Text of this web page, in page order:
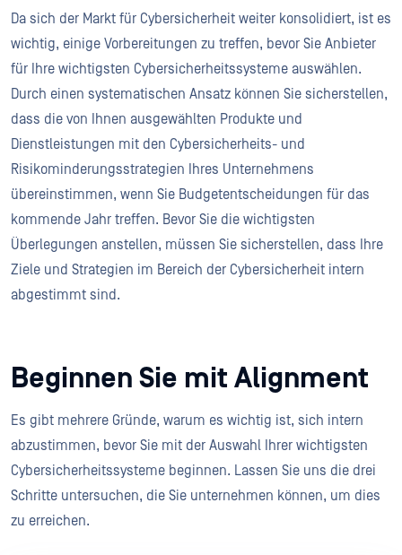
Da sich der Markt für Cybersicherheit weiter konsolidiert, ist es
wichtig, einige Vorbereitungen zu treffen, bevor Sie Anbieter
für Ihre wichtigsten Cybersicherheitssysteme auswählen.
Durch einen systematischen Ansatz können Sie sicherstellen,
dass die von Ihnen ausgewählten Produkte und
Dienstleistungen mit den Cybersicherheits- und
Risikominderungsstrategien Ihres Unternehmens
übereinstimmen, wenn Sie Budgetentscheidungen für das
kommende Jahr treffen. Bevor Sie die wichtigsten
Überlegungen anstellen, müssen Sie sicherstellen, dass Ihre
Ziele und Strategien im Bereich der Cybersicherheit intern
abgestimmt sind.
Beginnen Sie mit Alignment
Es gibt mehrere Gründe, warum es wichtig ist, sich intern
abzustimmen, bevor Sie mit der Auswahl Ihrer wichtigsten
Cybersicherheitssysteme beginnen. Lassen Sie uns die drei
Schritte untersuchen, die Sie unternehmen können, um dies
zu erreichen.